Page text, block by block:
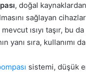
, doğal
sağlayan
ısıyı taşır, bu
yanı sıra, kullanımı
sistemi, düşük